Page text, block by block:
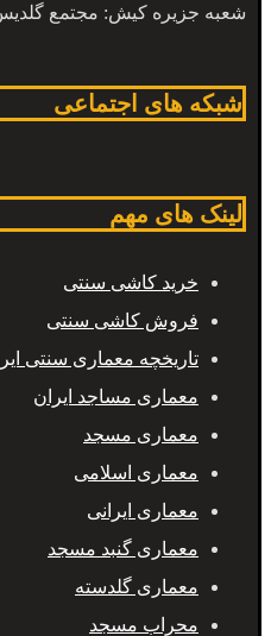
شعبه جزیره کیش: مجتمع
شبکه های اجتماعی
لینک های مهم
خرید کاشی سنتی
فروش کاشی سنتی
تاریخچه معماری سنتی
معماری مساجد ایران
معماری مسجد
معماری اسلامی
معماری ایرانی
معماری گنبد مسجد
معماری گلدسته
محراب مسجد